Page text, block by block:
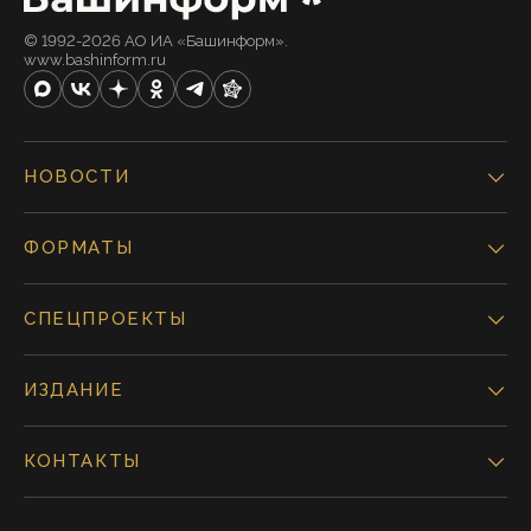
© 1992-2026 АО ИА «Башинформ».
www.bashinform.ru
НОВОСТИ
ФОРМАТЫ
СПЕЦПРОЕКТЫ
ИЗДАНИЕ
КОНТАКТЫ